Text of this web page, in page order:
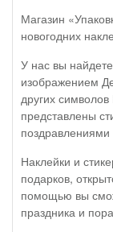
Магазин
новогодних
У нас вы
изображением
других
представлены
Наклейки и
подарков,
помощью вы
праздника и